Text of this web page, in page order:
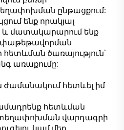
ընթացքում:
ենք որակյալ
մատակարարում ենք
փաթեթավորման
ծառայություն՝
առաքումը:
ժամանակում հետևել իմ
հետևման
վարդագրի
կամ մեր